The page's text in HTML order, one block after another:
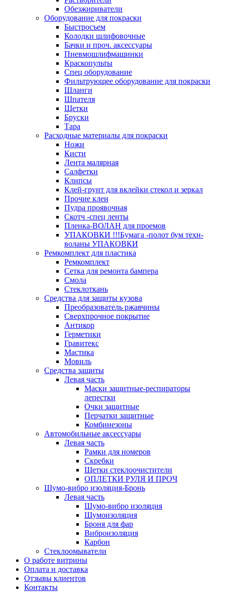
Обезжириватели
Оборудование для покраски
Быстросъем
Колодки шлифовочные
Бачки и проч. аксессуары
Пневмошлифмашинки
Краскопульты
Спец оборудование
Фильтрующее оборудование для покраски
Шланги
Шпателя
Щетки
Бруски
Тара
Расходные материалы для покраски
Ножи
Кисти
Лента малярная
Салфетки
Клипсы
Клей-грунт для вклейки стекол и зеркал
Прочие клеи
Пудра проявочная
Скотч -спец ленты
Пленка-ВОЛАН для проемов
УПАКОВКИ !!!Бумага -полот бум техн-
воланы УПАКОВКИ
Ремкомплект для пластика
Ремкомплект
Сетка для ремонта бампера
Смола
Стеклоткань
Средства для защиты кузова
Преобразователь ржавчины
Сверхпрочное покрытие
Антикор
Герметики
Гравитекс
Мастика
Мовиль
Средства защиты
Левая часть
Маски защитные-респираторы
лепестки
Очки защитные
Перчатки защитные
Комбинезоны
Автомобильные акcессуары
Левая часть
Рамки для номеров
Скребки
Щетки стеклоочистители
ОПЛЕТКИ РУЛЯ И ПРОЧ
Шумо-вибро изоляция-Бронь
Левая часть
Шумо-вибро изоляция
Шумоизоляция
Броня для фар
Виброизоляция
Карбон
Стеклоомыватели
О работе витрины
Оплата и доставка
Отзывы клиентов
Контакты